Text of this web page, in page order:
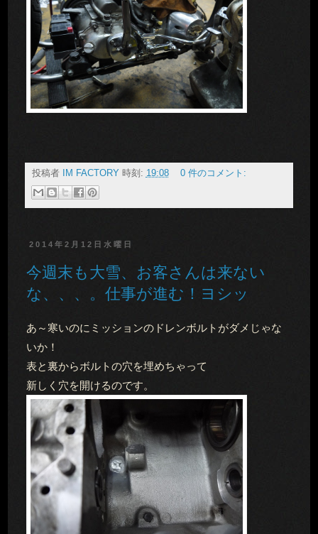
投稿者 IM FACTORY 時刻: 19:08 0 件のコメント:
2014年2月12日水曜日
今週末も大雪、お客さんは来ない
な、、、。仕事が進む！ヨシッ
あ～寒いのにミッションのドレンボルトがダメじゃな
いか！
表と裏からボルトの穴を埋めちゃって
新しく穴を開けるのです。